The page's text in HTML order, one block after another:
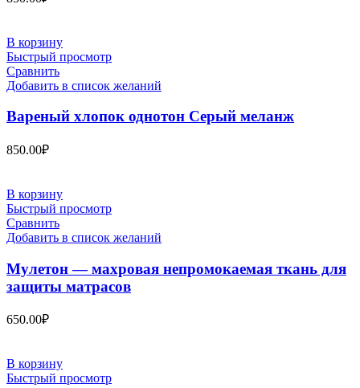
В корзину
Быстрый просмотр
Сравнить
Добавить в список желаний
Вареный хлопок однотон Серый меланж
850.00₽
В корзину
Быстрый просмотр
Сравнить
Добавить в список желаний
Мулетон — махровая непромокаемая ткань для
защиты матрасов
650.00₽
В корзину
Быстрый просмотр